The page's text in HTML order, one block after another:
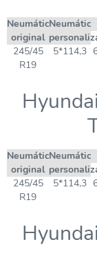
Neumático
original
Neumático
245/45
R19
5*114,3
Neumático
original
Neumático
245/45
R19
5*114,3